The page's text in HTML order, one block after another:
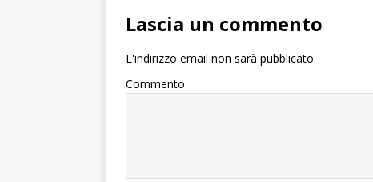
Lascia un commento
L'indirizzo email non sarà pubblicato.
Commento